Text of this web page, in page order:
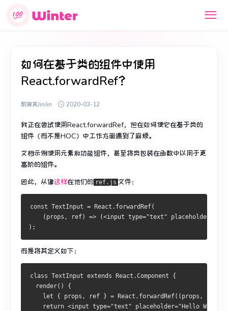
如何在基于类的组件中使用
React.forwardRef？
凯泡芙JinJin 2020-03-12
我正在尝试使用React.forwardRef，但在如何使它在基于类的
组件（而不是HOC）中工作方面遇到了麻烦。
文档示例使用元素和功能组件，甚至将类包装在函数中以用于更
高阶的组件。
因此，从像这样在他们的 ref.js 文件：
const TextInput = React.forwardRef(
(props, ref) => (<input type="text"
);
而是将其定义如下：
class TextInput extends React.Component {
  render() {
let { props, ref } = React.forwardRef((props, ref)
return <input type="text" placeholder="Hello World"